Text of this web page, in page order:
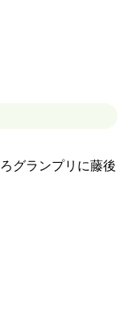
グランプリに藤後